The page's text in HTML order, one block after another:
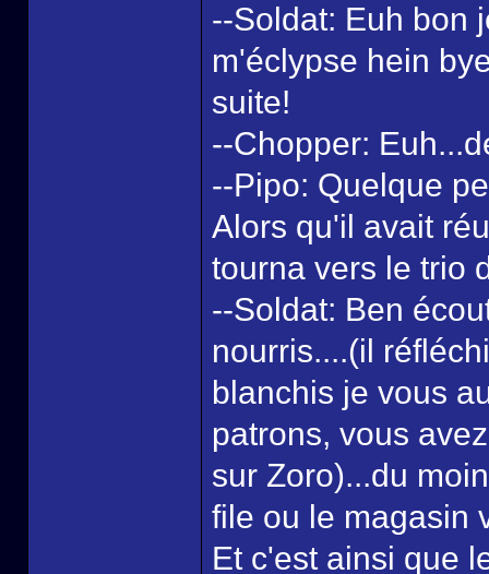
--Soldat: Euh bon
m'éclypse hein
suite!
--Chopper:
--Pipo: Quelque
Alors qu'il avait
tourna vers le trio
--Soldat: Ben
nourris....(il
blanchis je vous
patrons, vous
sur Zoro)...du
file ou le magasin
Et c'est ainsi que